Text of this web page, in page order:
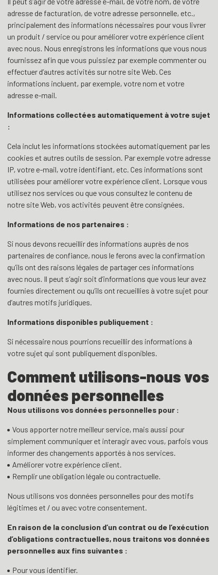
adresse de facturation, de votre adresse personnelle, etc.,
principalement des informations nécessaires pour vous livrer
un produit / service ou pour améliorer votre expérience client
avec nous. Nous enregistrons les informations que vous nous
fournissez afin que vous puissiez par exemple commenter ou
effectuer d’autres activités sur notre site Web. Ces
informations incluent, par exemple, votre nom et votre
adresse e-mail.
Informations collectées automatiquement à votre sujet
:
Cela inclut les informations stockées automatiquement par les
cookies et autres outils de session. Par exemple votre adresse
IP, votre e-mail, votre identifiant, etc. Ces informations sont
utilisées pour améliorer votre expérience client. Lorsque vous
utilisez nos services ou que vous consultez le contenu de
notre site Web, vos activités peuvent être consignées.
Informations de nos partenaires :
Si nous devons recueillir des informations auprès de nos
partenaires de confiance, nous le ferons avec la confirmation
qu’ils ont des raisons légales de partager ces informations
avec nous. Il peut s’agir soit d’informations que vous leur avez
fournies directement ou qu’ils ont recueillies à votre sujet pour
d’autres motifs juridiques.
Informations disponibles publiquement :
Si nécessaire nous pourrions recueillir des informations à
votre sujet qui sont publiquement disponibles.
Comment utilisons-nous vos
données personnelles
Nous utilisons vos données personnelles pour :
Vous apporter notre meilleur service, mais aussi pour
simplement communiquer et interagir avec vous, parfois vous
informer des changements apportés à nos services.
Améliorer votre expérience client.
Remplir une obligation légale ou contractuelle.
Nous utilisons vos données personnelles pour des motifs
légitimes et / ou avec votre consentement.
En raison de la conclusion d’un contrat ou de l’exécution
d’obligations contractuelles, nous traitons vos données
personnelles aux fins suivantes :
Pour vous identifier.